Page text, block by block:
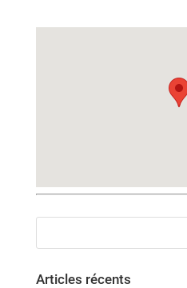
Articles récents